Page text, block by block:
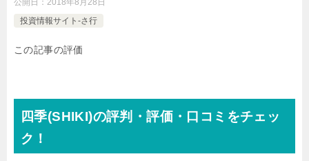
公開日： 2018年8月28日
投資情報サイト-さ行
この記事の評価
四季(SHIKI)の評判・評価・口コミをチェッ
ク！